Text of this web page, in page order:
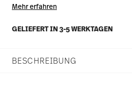
Mehr erfahren
GELIEFERT IN 3-5 WERKTAGEN
BESCHREIBUNG